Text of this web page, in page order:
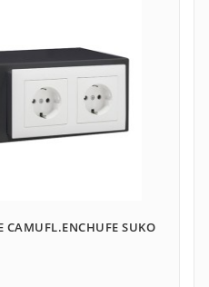
CAMUFL.ENCHUFE SUKO